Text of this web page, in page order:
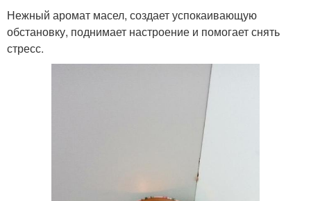
Нежный аромат масел, создает успокаивающую
обстановку, поднимает настроение и помогает снять
стресс.